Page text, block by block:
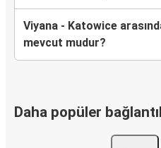
Viyana - Katowice
mevcut mudur?
Daha popüler